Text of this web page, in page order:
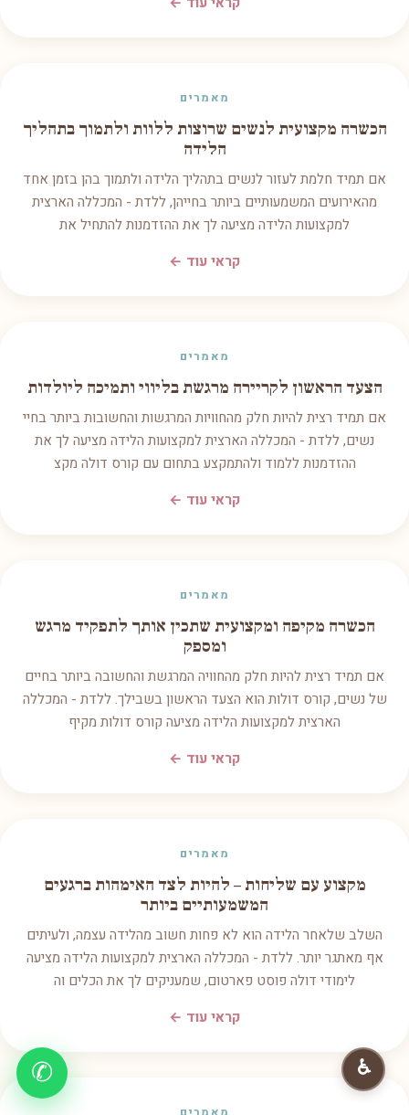
מאמרים
הכשרה מקצועית לנשים שרוצות ללוות ולתמוך בתהליך
הלידה
אם תמיד חלמת לעזור לנשים בתהליך הלידה ולתמוך בהן בזמן אחד
מהאירועים המשמעותיים ביותר בחייהן, ללדת - המכללה הארצית
למקצועות הלידה מציעה לך את ההזדמנות להתחיל את
קראי עוד ←
מאמרים
הצעד הראשון לקריירה מרגשת בליווי ותמיכה ליולדות
אם תמיד רצית להיות חלק מהחוויות המרגשות והחשובות ביותר בחיי
נשים, ללדת - המכללה הארצית למקצועות הלידה מציעה לך את
ההזדמנות ללמוד ולהתמקצע בתחום עם קורס דולה מקצ
קראי עוד ←
מאמרים
הכשרה מקיפה ומקצועית שתכין אותך לתפקיד מרגש
ומספק
אם תמיד רצית להיות חלק מהחוויה המרגשת והחשובה ביותר בחיים
של נשים, קורס דולות הוא הצעד הראשון בשבילך. ללדת - המכללה
הארצית למקצועות הלידה מציעה קורס דולות מקיף
קראי עוד ←
מאמרים
מקצוע עם שליחות – להיות לצד האימהות ברגעים
המשמעותיים ביותר
השלב שלאחר הלידה הוא לא פחות חשוב מהלידה עצמה, ולעיתים
אף מאתגר יותר. ללדת - המכללה הארצית למקצועות הלידה מציעה
לימודי דולה פוסט פארטום, שמעניקים לך את הכלים וה
קראי עוד ←
✆ ♿